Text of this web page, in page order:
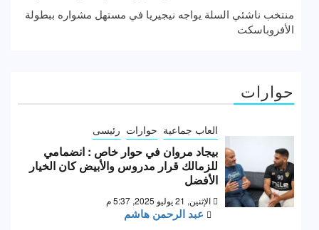
منتخب ناشئي السلة يواجه نيجيريا في مستهل مشواره ببطولة
الأفروباسكت
حوارات
العاب جماعية حوارات رئيسى
بيجاد مروان في حوار خاص : انضمامي
للزمالك قرار مدروس والأبيض كان الخيار
الأفضل
الإثنين, 21 يوليو 2025, 5:37 م
عبد الرحمن هاشم